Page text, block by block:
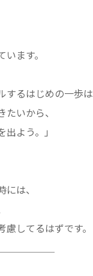
ます。
するはじめの一歩は
たいから、
よう。」
には、
してるはずです。